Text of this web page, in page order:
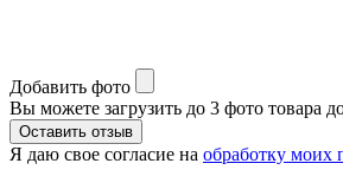
Добавить фото
Вы можете загрузить до 3 фото товара
Я даю свое согласие на обработку моих